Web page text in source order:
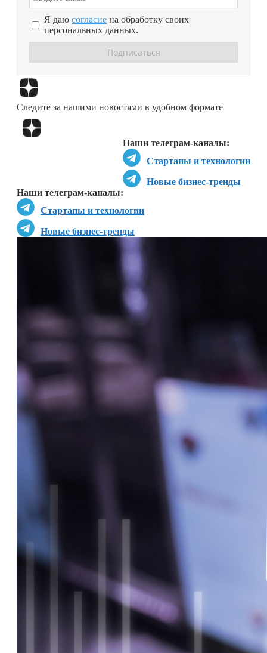
Я даю согласие на обработку своих
персональных данных.
Следите за нашими новостями в удобном формате
Наши телеграм-каналы:
Стартапы и технологии
Новые бизнес-тренды
Наши телеграм-каналы:
Стартапы и технологии
Новые бизнес-тренды